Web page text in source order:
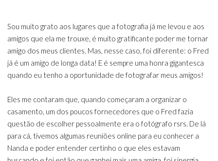
Sou muito grato aos lugares que a fotografia já me levou e aos
amigos que ela me trouxe, é muito gratificante poder me tornar
amigo dos meus clientes. Mas, nesse caso, foi diferente: o Fred
já é um amigo de longa data! E é sempre uma honra gigantesca
quando eu tenho a oportunidade de fotografar meus amigos!
Eles me contaram que, quando começaram a organizar o
casamento, um dos poucos fornecedores que o Fred fazia
questão de escolher pessoalmente era o fotógrafo rsrs. De lá
para cá, tivemos algumas reuniões online para eu conhecer a
Nanda e poder entender certinho o que eles estavam